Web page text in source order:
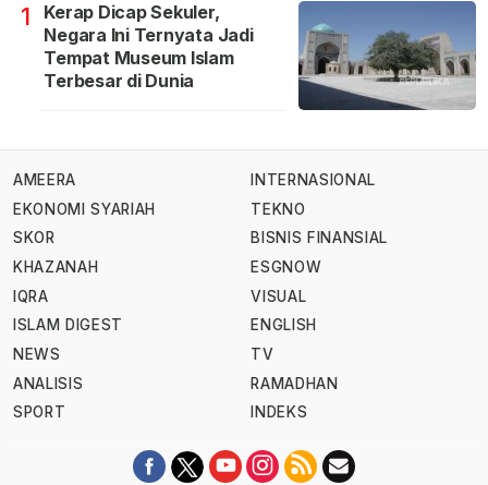
1
Kerap Dicap Sekuler,
Negara Ini Ternyata Jadi
Tempat Museum Islam
Terbesar di Dunia
AMEERA
EKONOMI SYARIAH
SKOR
KHAZANAH
IQRA
ISLAM DIGEST
NEWS
ANALISIS
SPORT
INTERNASIONAL
TEKNO
BISNIS FINANSIAL
ESGNOW
VISUAL
ENGLISH
TV
RAMADHAN
INDEKS